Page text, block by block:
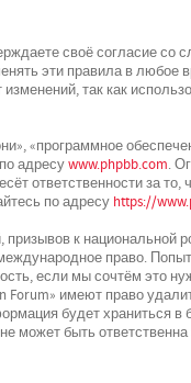
своё согласие
эти правила в
так как
«программное
адресуwww.phpbb.com.
ответственности за
по адресу https://
к национальной
право.
если мы сочтём это
имеют право
будет храниться в
может быть